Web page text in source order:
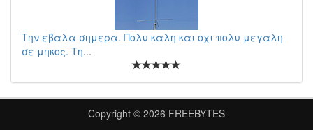
Την εβαλα σημερα. Πολυ καλη και οχι πολυ μεγαλη
σε μηκος. Τη...
Copyright © 2026 FREEBYTES